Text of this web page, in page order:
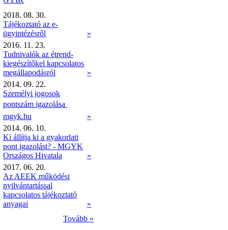
2018. 08. 30.
Tájékoztató az e-
ügyintézésről
»
2016. 11. 23.
Tudnivalók az étrend-
kiegészítőkel kapcsolatos
megállapodásról
»
2014. 09. 22.
Személyi jogosok
pontszám igazolása 
mgyk.hu
»
2014. 06. 10.
Ki állítja ki a gyakorlati
pont igazolást? - MGYK
Országos Hivatala
»
2017. 06. 20.
Az AEEK működési
nyilvántartással
kapcsolatos tájékoztató
anyagai
»
Tovább »